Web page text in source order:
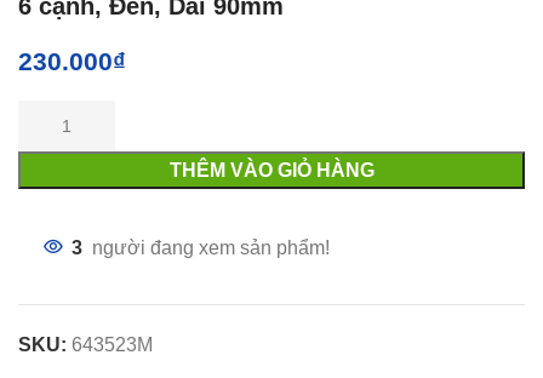
6 cạnh, Đen, Dài 90mm
230.000₫
THÊM VÀO GIỎ HÀNG
3 người đang xem sản phẩm!
SKU: 643523M